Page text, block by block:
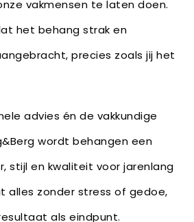
vakmensen te laten doen.
het behang strak en
precies zoals jij het
advies én de vakkundige
wordt behangen een
stijl en kwaliteit voor jarenlang
alles zonder stress of gedoe,
als eindpunt.